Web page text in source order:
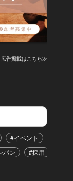
広告掲載はこちら≫
#イベント
パン #採用